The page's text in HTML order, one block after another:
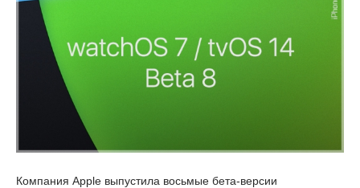
Компания Apple выпустила восьмые бета-версии